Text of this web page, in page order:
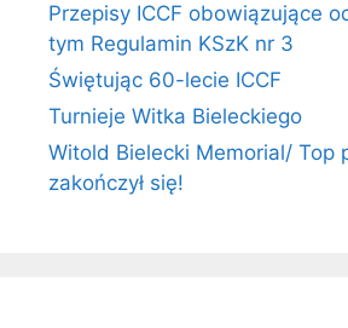
Przepisy ICCF obowiązujące
tym Regulamin KSzK nr 3
Świętując 60-lecie ICCF
Turnieje Witka Bieleckiego
Witold Bielecki Memorial/ Top
zakończył się!